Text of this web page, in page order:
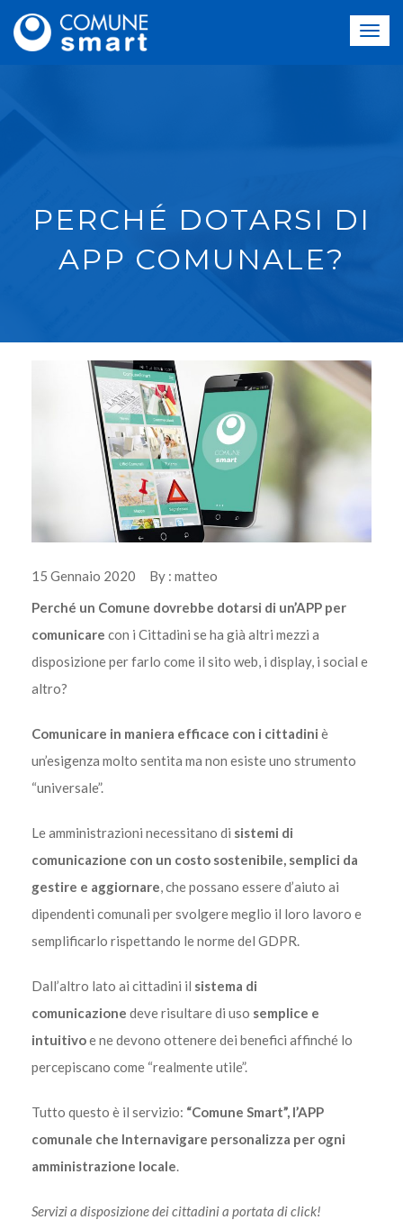
PERCHÉ DOTARSI DI
APP COMUNALE?
15 Gennaio 2020 By : matteo
Perché un Comune dovrebbe dotarsi di un’APP per
comunicare con i Cittadini se ha già altri mezzi a
disposizione per farlo come il sito web, i display, i social e
altro?
Comunicare in maniera efficace con i cittadini è
un’esigenza molto sentita ma non esiste uno strumento
“universale”.
Le amministrazioni necessitano di sistemi di
comunicazione con un costo sostenibile, semplici da
gestire e aggiornare , che possano essere d’aiuto ai
dipendenti comunali per svolgere meglio il loro lavoro e
semplificarlo rispettando le norme del GDPR.
Dall’altro lato ai cittadini il sistema di
comunicazione deve risultare di uso semplice e
intuitivoe ne devono ottenere dei benefici affinché lo
percepiscano come “realmente utile”.
Tutto questo è il servizio: “Comune Smart”, l’APP
comunale che Internavigare personalizza per ogni
amministrazione locale
Servizi a disposizione dei cittadini a portata di click!